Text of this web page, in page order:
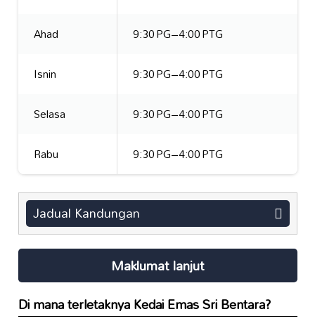
Ahad
9:30 PG–4:00 PTG
Isnin
9:30 PG–4:00 PTG
Selasa
9:30 PG–4:00 PTG
Rabu
9:30 PG–4:00 PTG
Jadual Kandungan
Maklumat lanjut
Di mana terletaknyaKedai Emas Sri Bentara?